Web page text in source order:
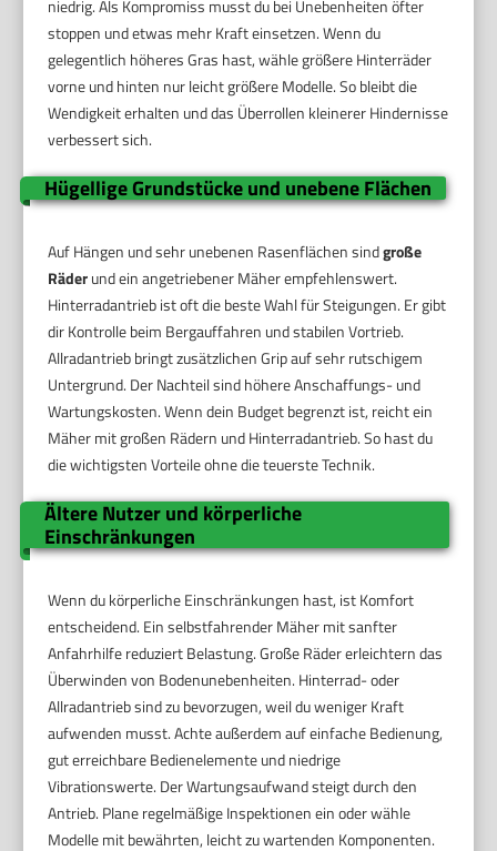
niedrig. Als Kompromiss musst du bei Unebenheiten öfter
stoppen und etwas mehr Kraft einsetzen. Wenn du
gelegentlich höheres Gras hast, wähle größere Hinterräder
vorne und hinten nur leicht größere Modelle. So bleibt die
Wendigkeit erhalten und das Überrollen kleinerer Hindernisse
verbessert sich.
Hügellige Grundstücke und unebene Flächen
Auf Hängen und sehr unebenen Rasenflächen sindgroße
Räderund ein angetriebener Mäher empfehlenswert.
Hinterradantrieb ist oft die beste Wahl für Steigungen. Er gibt
dir Kontrolle beim Bergauffahren und stabilen Vortrieb.
Allradantrieb bringt zusätzlichen Grip auf sehr rutschigem
Untergrund. Der Nachteil sind höhere Anschaffungs- und
Wartungskosten. Wenn dein Budget begrenzt ist, reicht ein
Mäher mit großen Rädern und Hinterradantrieb. So hast du
die wichtigsten Vorteile ohne die teuerste Technik.
Ältere Nutzer und körperliche
Einschränkungen
Wenn du körperliche Einschränkungen hast, ist Komfort
entscheidend. Ein selbstfahrender Mäher mit sanfter
Anfahrhilfe reduziert Belastung. Große Räder erleichtern das
Überwinden von Bodenunebenheiten. Hinterrad- oder
Allradantrieb sind zu bevorzugen, weil du weniger Kraft
aufwenden musst. Achte außerdem auf einfache Bedienung,
gut erreichbare Bedienelemente und niedrige
Vibrationswerte. Der Wartungsaufwand steigt durch den
Antrieb. Plane regelmäßige Inspektionen ein oder wähle
Modelle mit bewährten, leicht zu wartenden Komponenten.